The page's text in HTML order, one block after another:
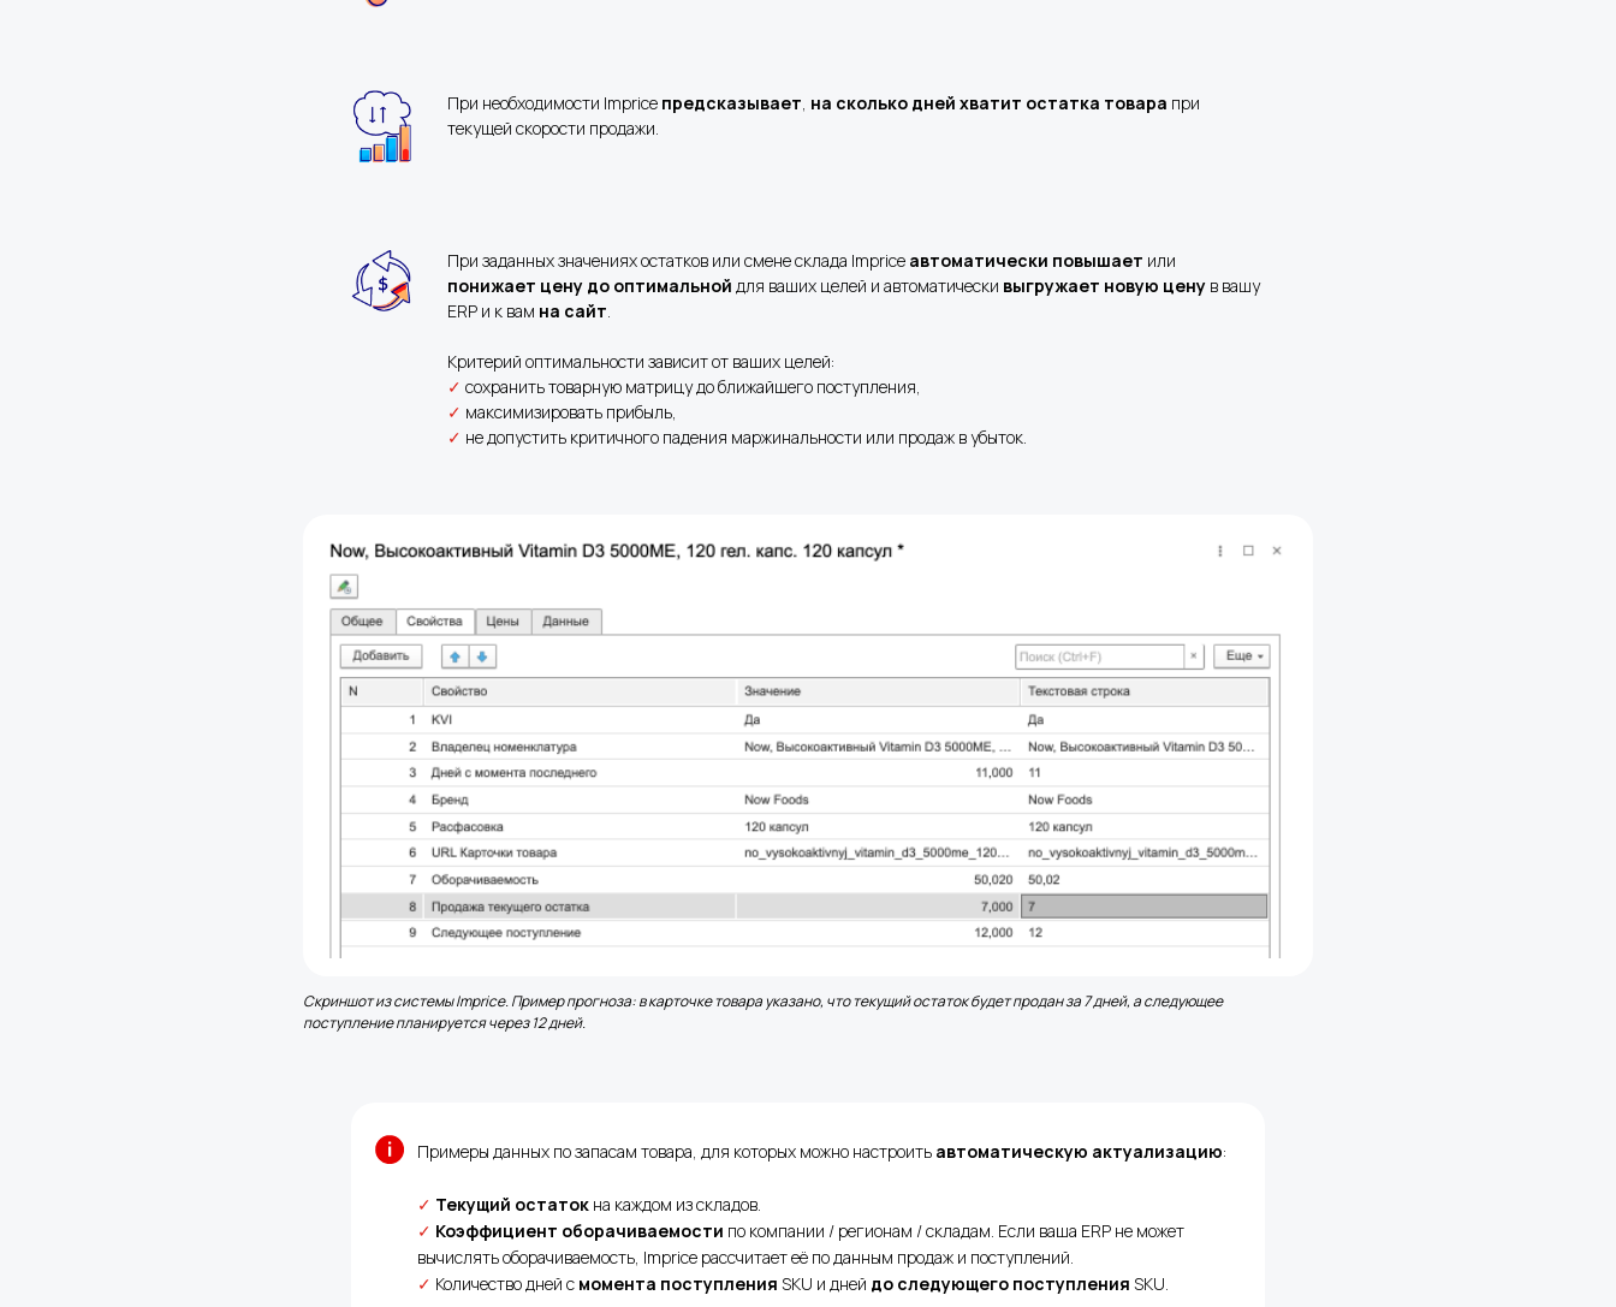
При необходимости Imprice предсказывает, на сколько дней хватит остатка товара при
текущей скорости продажи.
При заданных значениях остатков или смене склада Imprice автоматически повышает или
понижает цену до оптимальной для ваших целей и автоматически выгружает новую цену в вашу
ERP и к вам на сайт.
Критерий оптимальности зависит от ваших целей:
✓ сохранить товарную матрицу до ближайшего поступления,
✓ максимизировать прибыль,
✓ не допустить критичного падения маржинальности или продаж в убыток.
Скриншот из системы Imprice. Пример прогноза: в карточке товара указано, что текущий остаток будет продан за 7 дней, а следующее
поступление планируется через 12 дней.
Примеры данных по запасам товара, для которых можно настроить автоматическую актуализацию:
✓ Текущий остаток на каждом из складов.
✓ Коэффициент оборачиваемости по компании / регионам / складам. Если ваша ERP не может
вычислять оборачиваемость, Imprice рассчитает её по данным продаж и поступлений.
✓ Количество дней с момента поступления SKU и дней до следующего поступления SKU.